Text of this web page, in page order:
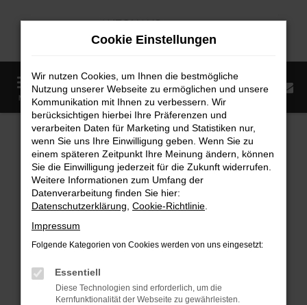
Zum
MENÜ
Startseite Fahrzeugangebote Fahrzeugmarkt
Fahrzeugmarkt
Fehler: Network Error
Beim Laden ist ein Fehler aufgetreten.
Hier sind ein paar Tipps, die dir helfen können:
Überprüfe deine Firewall und deine
Internetverbindung.
Cookie Einstellungen
Wir nutzen Cookies, um Ihnen die bestmögliche
Nutzung unserer Webseite zu ermöglichen und unsere
Kommunikation mit Ihnen zu verbessern. Wir
berücksichtigen hierbei Ihre Präferenzen und
verarbeiten Daten für Marketing und Statistiken nur,
wenn Sie uns Ihre Einwilligung geben. Wenn Sie zu
einem späteren Zeitpunkt Ihre Meinung ändern, können
Sie die Einwilligung jederzeit für die Zukunft widerrufen.
Weitere Informationen zum Umfang der
Datenverarbeitung finden Sie hier:
Datenschutzerklärung Cookie-Richtlinie
Impressum
Folgende Kategorien von Cookies werden von uns eingesetzt:
Essentiell
Diese Technologien sind erforderlich, um die
Kernfunktionalität der Webseite zu gewährleisten.